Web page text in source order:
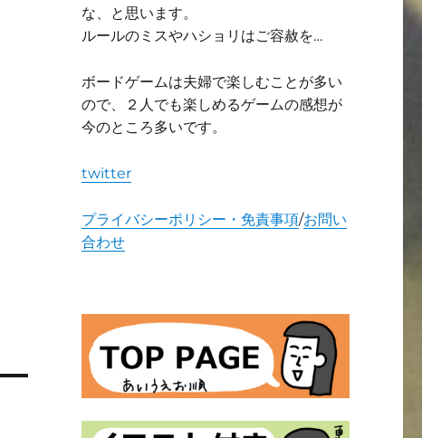
な、と思います。
ルールのミスやハショリはご容赦を…
ボードゲームは夫婦で楽しむことが多い
ので、２人でも楽しめるゲームの感想が
今のところ多いです。
twitter
プライバシーポリシー・免責事項/お問い
合わせ